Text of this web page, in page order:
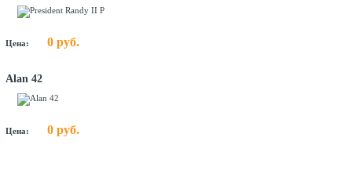
Цена: 0 руб.
Alan 42
Цена: 0 руб.